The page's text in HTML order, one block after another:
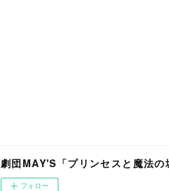
劇団MAY'S「プリンセスと魔法
フォロー